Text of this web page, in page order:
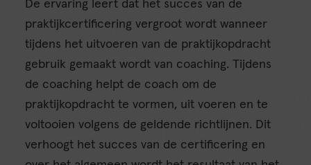
De ervaring leert dat het succes van de
praktijkcertificering vergroot wordt wanneer
tijdens het uitvoeren van de praktijkopdracht
gebruik gemaakt wordt van coaching. Tijdens
de coaching helpt de coach om de
praktijkopdracht te vormen, uit voeren en te
voltooien volgens de geldende richtlijnen. Dit
verhoogt het succes van de certificering en